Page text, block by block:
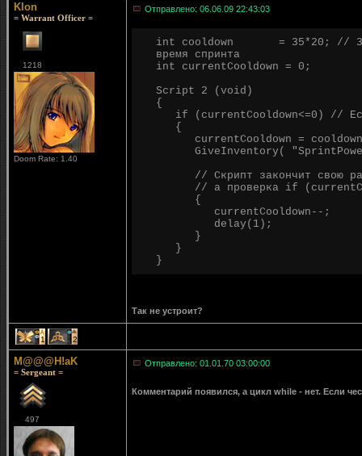
Klon
= Warrant Officer =
1218
Doom Rate: 1.40
Отправлено: 06.06.09 22:43:03
int cooldown = 35*20; // 35*20
время спринта
int currentCooldown = 0;
Script 2 (void)
{
if (currentCooldown<=0) //
{
currentCooldown =
GiveInventory(
// Скрипт закончит свою
// а проверка if
{
currentCooldown--;
delay(1);
}
}
}
Так не устроит?
1 2
M@@@H!aK
= Sergeant =
497
Отправлено: 01.01.70 03:00:00
Комментарий появился, а цикл while - нет. Если